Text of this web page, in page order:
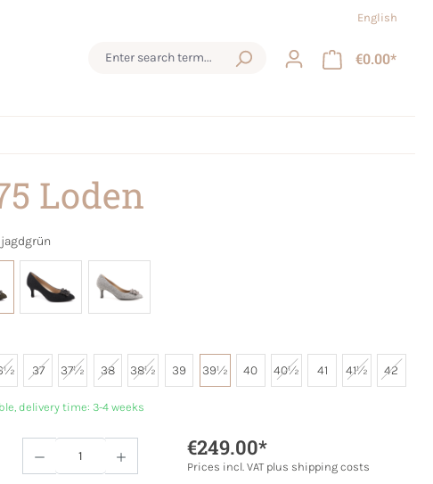
English
€0.00*
Loden
jagdgrün
37 37½ 38 38½ 39 39½ 40 40½ 41 41½ 42
delivery time: 3-4 weeks
Quantity: Enter the desired amount or
€249.00*
Prices incl. VAT plus shipping costs